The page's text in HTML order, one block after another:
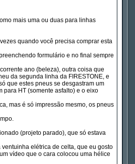
mais uma ou duas para linhas
quando você precisa comprar esta
formulário e no final sempre
ano (beleza), outra coisa que
da segunda linha da FIRESTONE, e
que estes pneus se desgastram um
para HT (somente asfalto) e o eixo
mas é só impressão mesmo, os pneus
(projeto parado), que só estava
elétrica de celta, que eu gosto
vídeo que o cara colocou uma hélice